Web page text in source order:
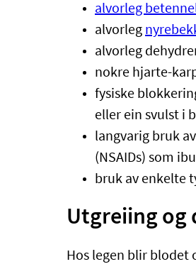
alvorleg
alvorleg
alvorleg
nokre hjarte-
fysiske
eller ein svulst i
langvarig bruk
(NSAIDs) som
bruk av enkelte
Utgreiing og
Hos legen blir blodet